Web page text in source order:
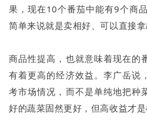
果，现在10个番茄中能有9个商
简单来说就是卖相好、可以直接拿
商品性提高，也就意味着现在的
有着更高的经济效益。李广岳说
考市场情况，而不是单纯地把种
好的蔬菜固然更好，但高收益才是